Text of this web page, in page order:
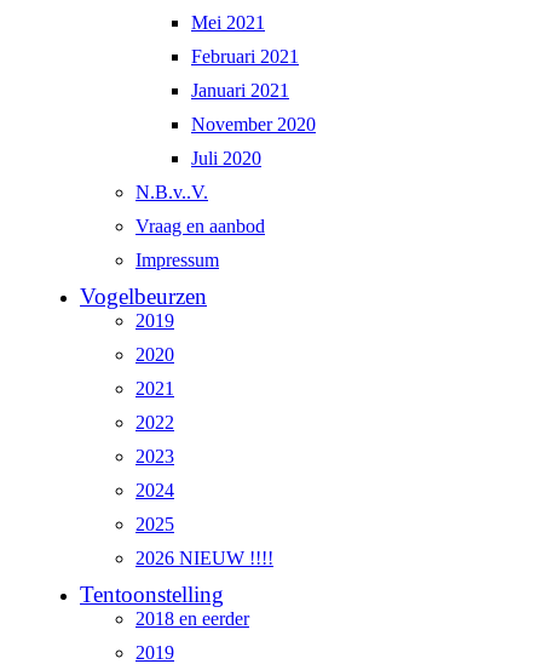
Mei 2021
Februari 2021
Januari 2021
November 2020
Juli 2020
N.B.v..V.
Vraag en aanbod
Impressum
Vogelbeurzen
2019
2020
2021
2022
2023
2024
2025
2026 NIEUW !!!!
Tentoonstelling
2018 en eerder
2019